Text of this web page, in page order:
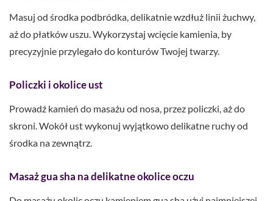
Masuj od środka podbródka, delikatnie wzdłuż linii żuchwy,
aż do płatków uszu. Wykorzystaj wcięcie kamienia, by
precyzyjnie przylegało do konturów Twojej twarzy.
Policzki i okolice ust
Prowadź kamień do masażu od nosa, przez policzki, aż do
skroni. Wokół ust wykonuj wyjątkowo delikatne ruchy od
środka na zewnątrz.
Masaż gua sha na delikatne okolice oczu